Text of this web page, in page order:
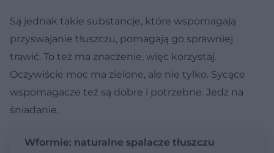
Są jednak takie substancje, które wspomagają
przyswajanie tłuszczu, pomagają go sprawniej
trawić. To też ma znaczenie, więc korzystaj.
Oczywiście moc ma zielone, ale nie tylko. Sycące
wspomagacze też są dobre i potrzebne. Jedz na
śniadanie.
Wformie: naturalne spalacze tłuszczu